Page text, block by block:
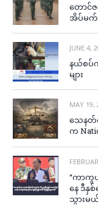
တောင်
အိပ်မ
JUNE 4,
နယ်စပ်
များ
MAY 19,
သေနတ်
က
“ကာကွ
နေ ဒီနှ
သွားမ